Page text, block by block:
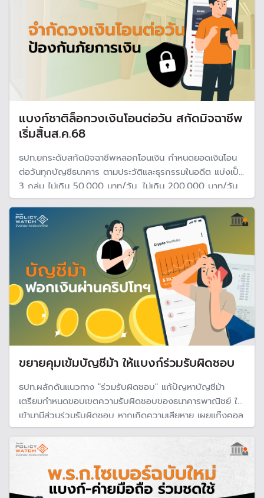
แบงก์ชาติล็อกวงเงินโอนต่อวัน สกัดมิจฉาชีพ
เริ่มสิ้นส.ค.68
ธปท.ยกระดับสกัดมิจฉาชีพหลอกโอนเงิน กำหนดยอดเงินโอน
ต่อวันทุกบัญชีธนาคาร ตามประวัติและธุรกรรมในอดีต แบ่งเป็น
3 กลุ่ม ไม่เกิน 50,000 บาท/วัน, ไม่เกิน 200,000 บาท/วัน
และเกิน 200.000 บาท/วัน เริ่มใช้กับลูกค้าทันที่ โดยรายใหม่
ภายใน ส.ค.นี้ และลูกค้าเดิมภายในปลายปี 68
ขยายคุมเข้มบัญชีม้า ให้แบงก์ร่วมรับผิดชอบ
ธปท.ผลักดันแนวทาง "ร่วมรับผิดชอบ" แก้ปัญหาบัญชีม้า
เตรียมกำหนดขอบเขตความรับผิดชอบของธนาคารพาณิชย์ ให้
เข้ามามีส่วนร่วมรับผิดชอบ หากเกิดความเสียหาย เผยแก๊งคอล
เซ็นเตอร์พัฒนาไปอีกขั้น ฟอกเงินผ่านคริปโทฯ เตรียมขยายคุม
ถึงสินทรัพย์ดิจิทัล